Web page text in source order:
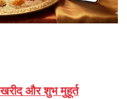
और शुभ मुहूर्त